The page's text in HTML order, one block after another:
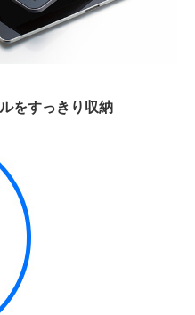
をすっきり収納